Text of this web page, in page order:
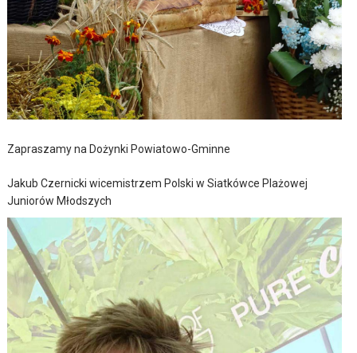
Zapraszamy na Dożynki Powiatowo-Gminne
Jakub Czernicki wicemistrzem Polski w Siatkówce Plażowej
Juniorów Młodszych